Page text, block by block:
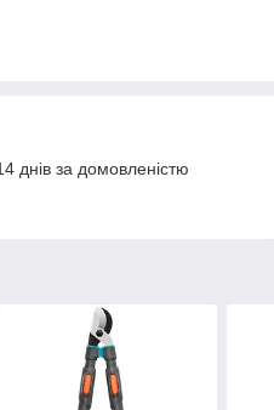
днів за домовленістю